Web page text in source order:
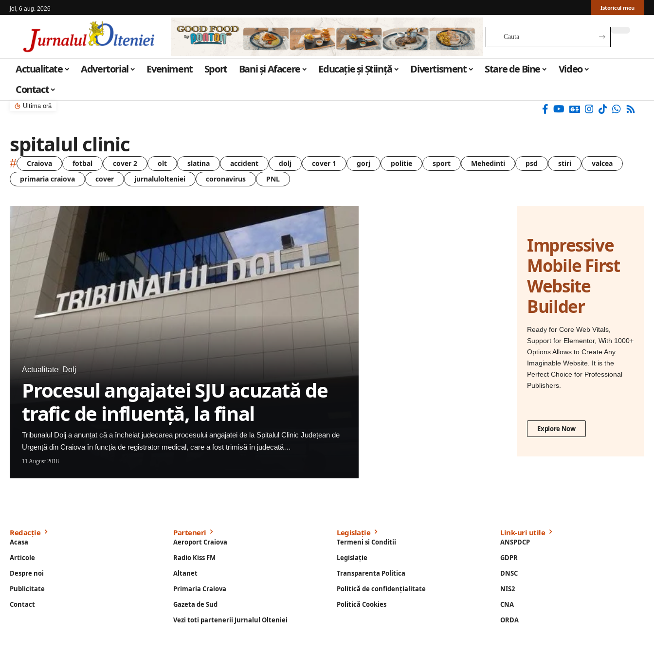
joi, 6 aug. 2026 Istoricul meu
Actualitate Advertorial Eveniment Sport Bani și Afacere Educație și Știință Divertisment Stare de Bine
Video
Contact
Ultima oră
spitalul clinic
# Craiova fotbal cover 2 olt slatina accident dolj cover 1 gorj politie sport Mehedinti psd stiri
valcea
primaria craiova
cover jurnalulolteniei coronavirus PNL
Actualitate Dolj
Procesul angajatei SJU acuzată de
trafic de influență, la final
Tribunalul Dolj a anunțat că a încheiat judecarea procesului angajatei de la Spitalul Clinic Județean de
Urgență din Craiova în funcția de registrator medical, care a fost trimisă în judecată…
11 August 2018
Impressive
Mobile First
Website
Builder
Ready for Core Web Vitals,
Support for Elementor, With 1000+
Options Allows to Create Any
Imaginable Website. It is the
Perfect Choice for Professional
Publishers.
Explore Now
Redacție
Acasa
Articole
Despre noi
Publicitate
Contact
Parteneri
Aeroport Craiova
Radio Kiss FM
Altanet
Primaria Craiova
Gazeta de Sud
Vezi toti partenerii Jurnalul Olteniei
Legislație
Termeni si Conditii
Legislație
Transparenta Politica
Politică de confidențialitate
Politică Cookies
Link-uri utile
ANSPDCP
GDPR
DNSC
NIS2
CNA
ORDA